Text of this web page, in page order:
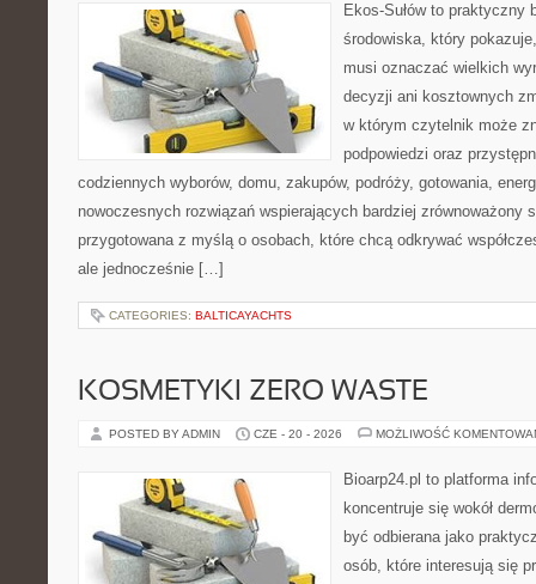
Ekos-Sułów to praktyczny
środowiska, który
musi oznaczać wielkich
decyzji ani kosztownych
w którym czytelnik może
podpowiedzi oraz
codziennych wyborów, domu, zakupów, podróży, gotowania,
nowoczesnych rozwiązań wspierających bardziej zrównoważony
przygotowana z myślą o osobach, które chcą odkrywać
ale jednocześnie […]
CATEGORIES: BALTICAYACHTS
KOSMETYKI ZERO WASTE
POSTED BY ADMIN CZE - 20 - 2026 MOŻLIWOŚĆ
Bioarp24.pl to platforma
koncentruje się wokół
być odbierana jako
osób, które interesują się